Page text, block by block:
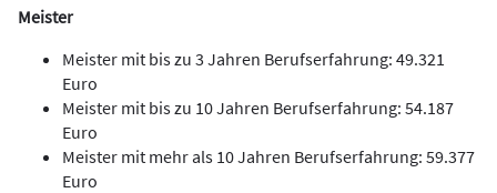
Meister
Meister mit bis zu 3 Jahren Berufserfahrung: 49.321
Euro
Meister mit bis zu 10 Jahren Berufserfahrung: 54.187
Euro
Meister mit mehr als 10 Jahren Berufserfahrung: 59.377
Euro